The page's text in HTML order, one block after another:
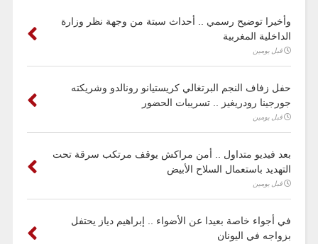
وأخيرا توضيح رسمي .. أحداث سبتة من وجهة نظر وزارة
الداخلية المغربية
قبل يومين
حفل زفاف النجم البرتغالي كريستيانو رونالدو وشريكته
جورجينا رودريغيز .. تسريبات الحضور
قبل يومين
بعد فيديو متداول .. أمن مراكش يوقف مرتكب سرقة تحت
التهديد باستعمال السلاح الأبيض
قبل يومين
في أجواء خاصة بعيدا عن الأضواء .. إبراهيم دياز يحتفل
بزواجه في اليونان